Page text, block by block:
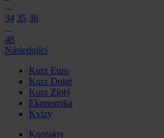
...
34 35 36
...
48
Následující
Kurz Euro
Kurz Dolar
Kurz Zlotý
Ekonomika
Kvízy
Kontakty